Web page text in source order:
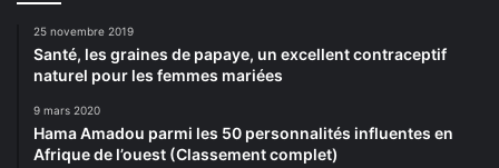
25 novembre 2019
Santé, les graines de papaye, un excellent contraceptif
naturel pour les femmes mariées
9 mars 2020
Hama Amadou parmi les 50 personnalités influentes en
Afrique de l’ouest (Classement complet)